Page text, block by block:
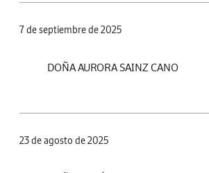
7 de septiembre de 2025
DOÑA AURORA SAINZ CANO
23 de agosto de 2025